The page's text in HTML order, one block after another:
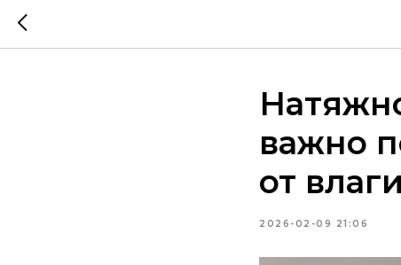
важно
от влаги
2026-02-09 21:06